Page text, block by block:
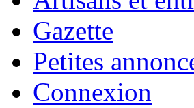
Gazette
Petites
Connexion